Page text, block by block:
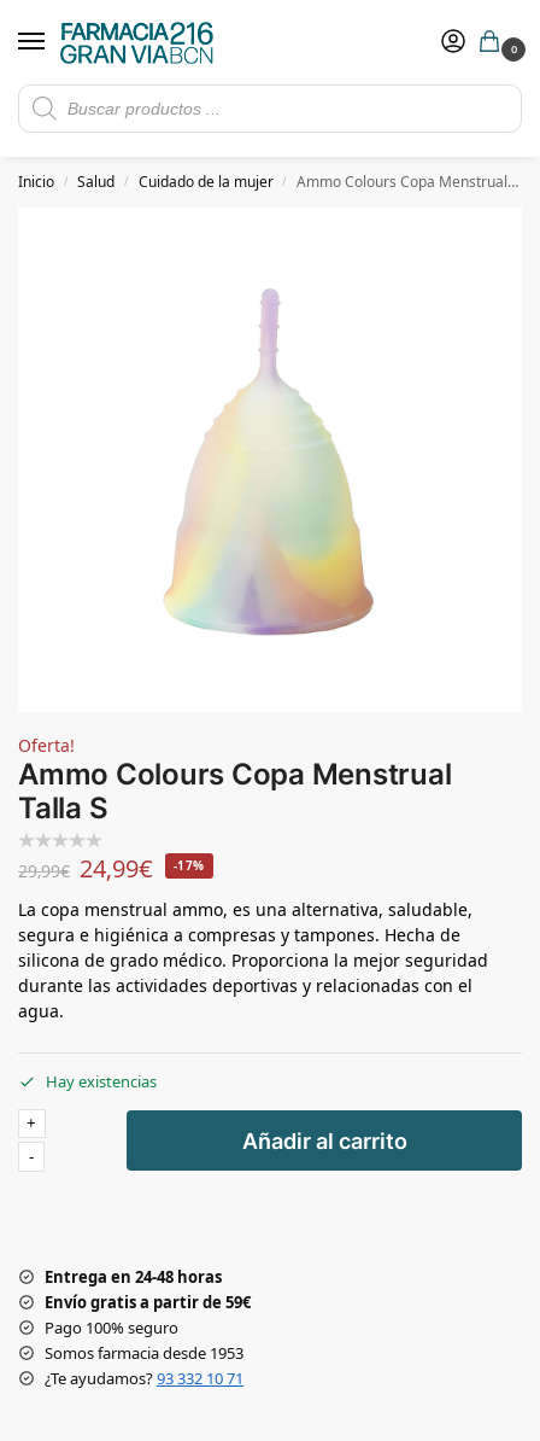
0
Rebajas de verano hasta -30%
​ 5€ de descuento con el cupón 5GRANVIA (compras superiores a 150€)
Inicio / Salud / Cuidado de la mujer / Ammo Colours Copa Menstrual Talla S
Oferta!
Ammo Colours Copa Menstrual
Talla S
29,99€ 24,99€ -17%
La copa menstrual ammo, es una alternativa, saludable,
segura e higiénica a compresas y tampones. Hecha de
silicona de grado médico. Proporciona la mejor seguridad
durante las actividades deportivas y relacionadas con el
agua.
Hay existencias
+
-
Añadir al carrito
Entrega en 24-48 horas
Envío gratis a partir de 59€
Pago 100% seguro
Somos farmacia desde 1953
¿Te ayudamos?93 332 10 71